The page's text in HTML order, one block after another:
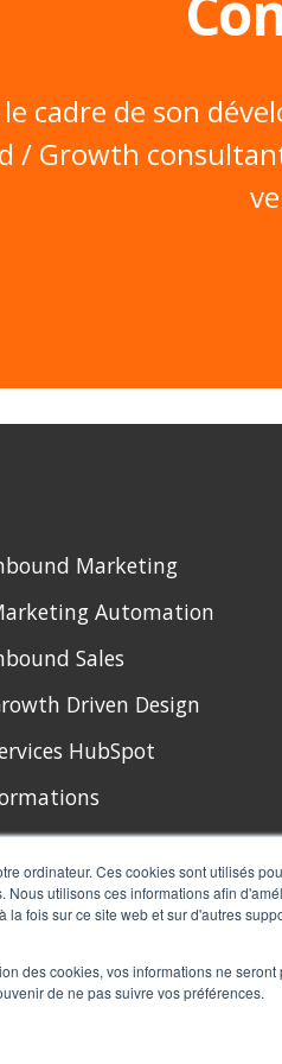
ordinateur. Ces cookies sont utilisés
Nous utilisons ces informations afin
la fois sur ce site web et sur d'autres
des cookies, vos informations ne
de ne pas suivre vos préférences.
le cadre de son
/ Growth
Marketing
Automation
Sales
Driven Design
HubSpot